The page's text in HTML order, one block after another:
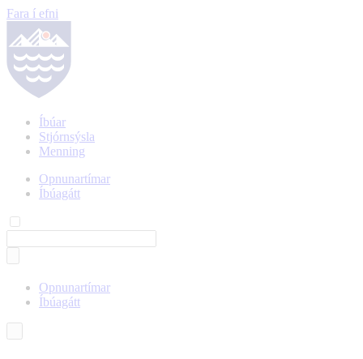
Fara í efni
Íbúar
Stjórnsýsla
Menning
Opnunartímar
Íbúagátt
Opnunartímar
Íbúagátt